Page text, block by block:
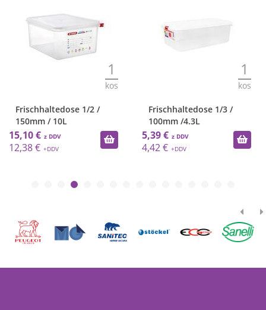
1
kos
Frischhaltedose 1/2 /
150mm / 10L
15,10 €
12,38 €
1
kos
Frischhaltedose 1/3 /
100mm /4.3L
5,39 €
4,42 €